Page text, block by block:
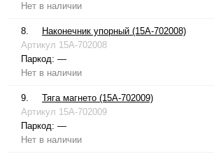
Нет в наличии
8.
Наконечник упорный (15A-702008)
Артикул 15A-702008
Паркод: —
Нет в наличии
9.
Тяга магнето (15A-702009)
Артикул 15A-702009
Паркод: —
Нет в наличии